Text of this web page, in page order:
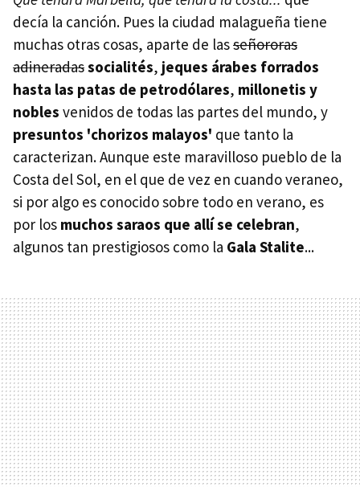
decía la canción. Pues la ciudad malagueña tiene
muchas otras cosas, aparte de lasseñororas
adineradassocialités, jeques árabes forrados
hasta las patas de petrodólares, millonetis y
nobles venidos de todas las partes del mundo, y
presuntos 'chorizos malayos' que tanto la
caracterizan. Aunque este maravilloso pueblo de la
Costa del Sol, en el que de vez en cuando veraneo,
si por algo es conocido sobre todo en verano, es
por los muchos saraos que allí se celebran,
algunos tan prestigiosos como la Gala Stalite...